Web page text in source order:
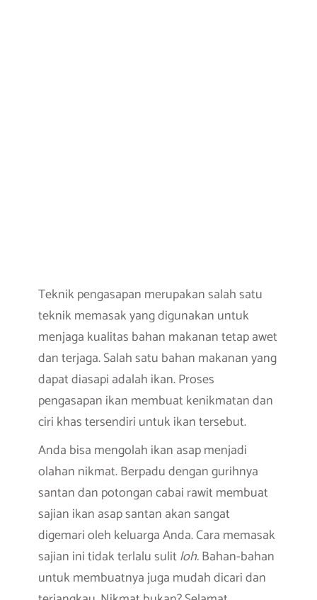
Teknik pengasapan merupakan salah satu
teknik memasak yang digunakan untuk
menjaga kualitas bahan makanan tetap awet
dan terjaga. Salah satu bahan makanan yang
dapat diasapi adalah ikan. Proses
pengasapan ikan membuat kenikmatan dan
ciri khas tersendiri untuk ikan tersebut.
Anda bisa mengolah ikan asap menjadi
olahan nikmat. Berpadu dengan gurihnya
santan dan potongan cabai rawit membuat
sajian ikan asap santan akan sangat
digemari oleh keluarga Anda. Cara memasak
sajian ini tidak terlalu sulitloh.Bahan-bahan
untuk membuatnya juga mudah dicari dan